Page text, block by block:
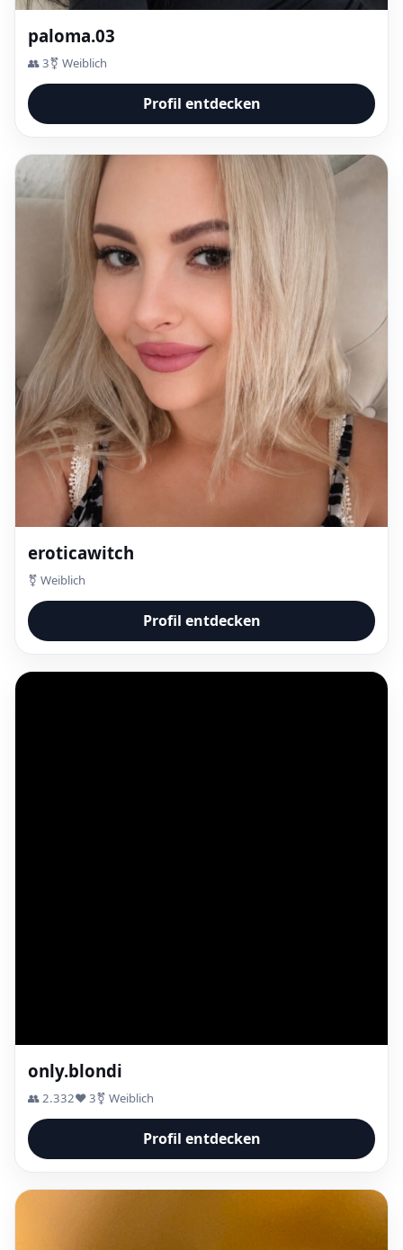
paloma.03
👥 3⚧ Weiblich
Profil entdecken
eroticawitch
⚧ Weiblich
Profil entdecken
only.blondi
👥 2.332❤️ 3⚧ Weiblich
Profil entdecken